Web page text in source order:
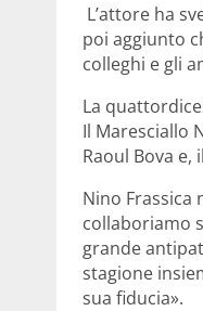
L’attore ha
poi aggiunto
colleghi e gli
La
Il Maresciallo
Raoul Bova
Nino Frassica
collaboriamo
grande
stagione
sua fiducia».